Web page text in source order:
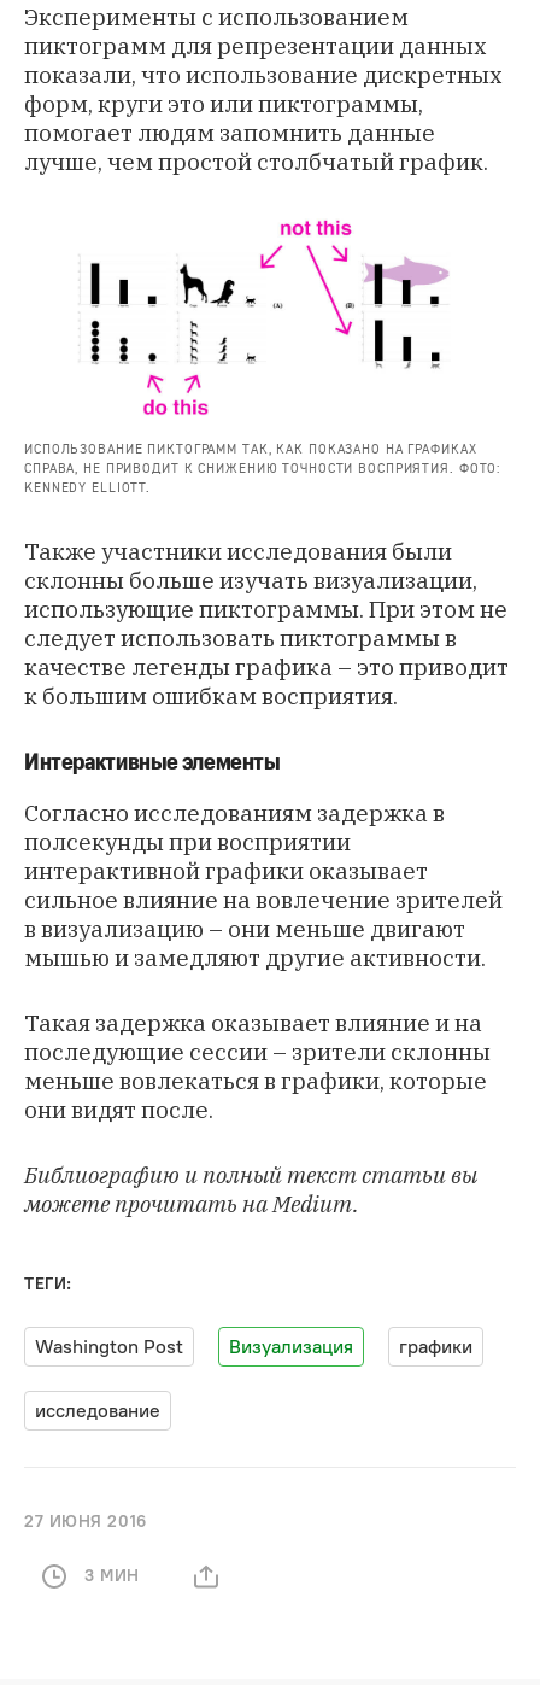
Эксперименты с использованием
пиктограмм для репрезентации данных
показали, что использование дискретных
форм, круги это или пиктограммы,
помогает людям запомнить данные
лучше, чем простой столбчатый график.
ИСПОЛЬЗОВАНИЕ ПИКТОГРАММ ТАК, КАК ПОКАЗАНО НА ГРАФИКАХ
СПРАВА, НЕ ПРИВОДИТ К СНИЖЕНИЮ ТОЧНОСТИ ВОСПРИЯТИЯ. ФОТО:
KENNEDY ELLIOTT.
Также участники исследования были
склонны больше изучать визуализации,
использующие пиктограммы. При этом не
следует использовать пиктограммы в
качестве легенды графика – это приводит
к большим ошибкам восприятия.
Интерактивные элементы
Согласно исследованиям задержка в
полсекунды при восприятии
интерактивной графики оказывает
сильное влияние на вовлечение зрителей
в визуализацию – они меньше двигают
мышью и замедляют другие активности.
Такая задержка оказывает влияние и на
последующие сессии – зрители склонны
меньше вовлекаться в графики, которые
они видят после.
Библиографию и полный текст статьи вы
можете прочитать на Medium.
ТЕГИ:
Washington Post Визуализация графики
исследование
27 ИЮНЯ 2016
3 МИН